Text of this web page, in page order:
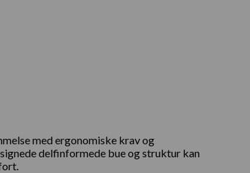
med ergonomiske krav og
delfinformede bue og struktur kan